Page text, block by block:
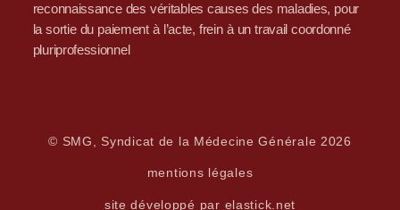
reconnaissance des véritables causes des maladies, pour
la sortie du paiement à l’acte, frein à un travail coordonné
pluriprofessionnel
© SMG, Syndicat de la Médecine Générale 2026
mentions légales
site développé par elastick.net